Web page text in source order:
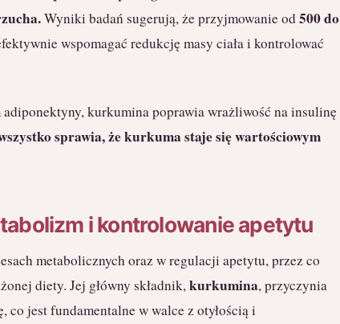
Wyniki badań sugerują, że przyjmowanie od500 do
wspomagać redukcję masy ciała i kontrolować
kurkumina poprawia wrażliwość na insulinę
sprawia, że kurkuma staje się wartościowym
i kontrolowanie apetytu
metabolicznych oraz w regulacji apetytu, przez co
diety. Jej główny składnik,kurkumina, przyczynia
jest fundamentalne w walce z otyłością i